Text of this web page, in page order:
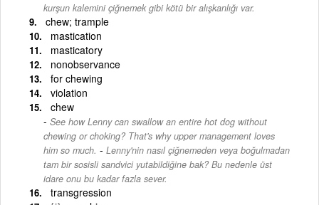
kurşun kalemini çiğnemek gibi kötü bir alışkanlığı var.
chew; trample
mastication
masticatory
nonobservance
for chewing
violation
chew
See how Lenny can swallow an entire hot dog without
chewing or choking? That's why upper management loves
him so much. - Lenny'nin nasıl çiğnemeden veya boğulmadan
tam bir sosisli sandvici yutabildiğine bak? Bu nedenle üst
idare onu bu kadar fazla sever.
transgression